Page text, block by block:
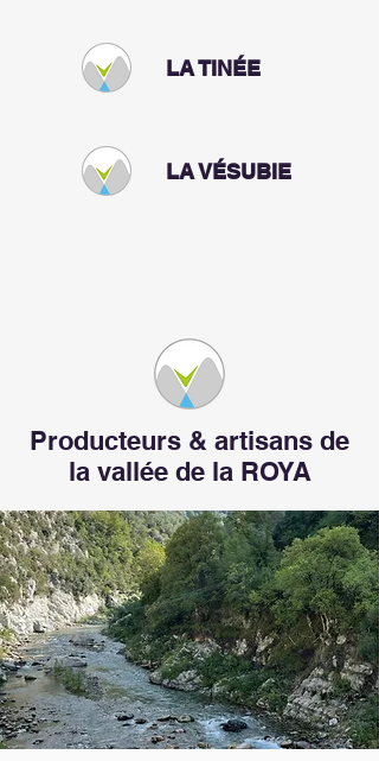
LA TINÉE
LA VÉSUBIE
Producteurs & artisans de
la vallée de la ROYA